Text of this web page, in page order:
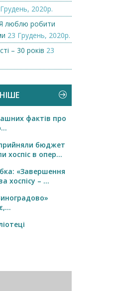
2020р.
люблю робити
23 Грудень, 2020р.
– 30 років 23
фактів про
бюджет
хоспіс в опер...
«Завершення
хоспісу – ...